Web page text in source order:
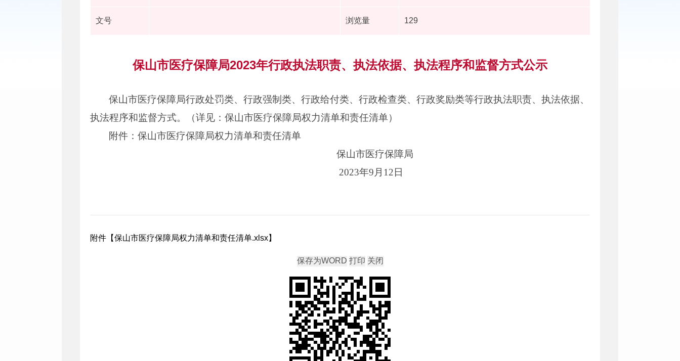
文号 浏览量 129
保山市医疗保障局2023年行政执法职责、执法依据、执法程序和监督方式公示
保山市医疗保障局行政处罚类、行政强制类、行政给付类、行政检查类、行政奖励类等行政执法职责、执法依据、
执法程序和监督方式。（详见：保山市医疗保障局权力清单和责任清单）
附件：保山市医疗保障局权力清单和责任清单
保山市医疗保障局
2023年9月12日
附件【保山市医疗保障局权力清单和责任清单.xlsx】